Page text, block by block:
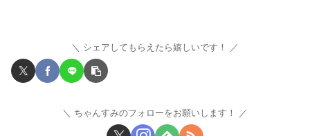
シェアしてもらえたら嬉しいです！
ちゃんすみのフォローをお願いします！